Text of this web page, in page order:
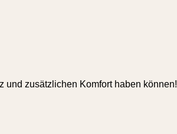
und zusätzlichen Komfort haben können!